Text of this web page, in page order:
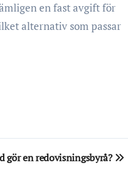
en fast avgift för
alternativ som passar
gör en redovisningsbyrå?